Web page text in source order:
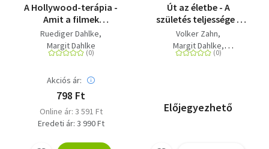
A Hollywood-terápia -
Amit a filmek
elárulnak rólunk
Ruediger Dahlke
Margit Dahlke
Akciós ár:
798 Ft
Online ár: 3 591 Ft
Eredeti ár: 3 990 Ft
Út az életbe - A
születés teljessége -
Várandósságról és
születésről -
holisztikus szemmel
Volker Zahn
Margit Dahlke
Rüdiger Dahlke
Előjegyezhető